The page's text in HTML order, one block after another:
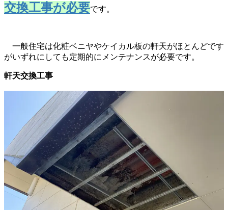
交換工事が必要です。
一般住宅は化粧ベニヤやケイカル板の軒天がほとんどです
がいずれにしても定期的にメンテナンスが必要です。
軒天交換工事